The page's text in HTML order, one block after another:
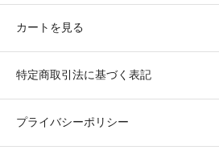
カートを見る
特定商取引法に基づく表記
プライバシーポリシー